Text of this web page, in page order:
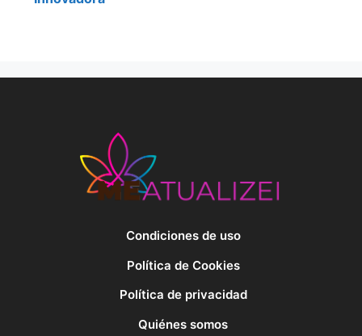
Condiciones de uso
Política de Cookies
Política de privacidad
Quiénes somos